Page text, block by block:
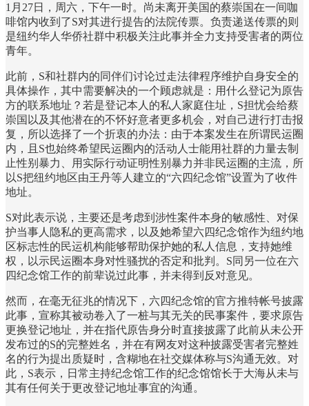
1月27日，周六，下午一时。尚未离开美国的蔡崇国在一间咖
啡馆内收到了S对其进行提告的法院传票。负责递送传票的则
是纽约华人华侨社群中积极关注此事并全力支持受害者的两位
青年。
此前，S和社群内的同伴们讨论过走法律程序维护自身安全的
具体操作，其中需要解决的一个顾虑就是：用什么登记为原告
方的联系地址？若是登记本人的私人家庭住址，S担忧会给蔡
崇国以及其他潜在的不怀好意者更多机会，对自己进行打击报
复，所以选择了一个折衷的办法：由于本案发生在所谓民运圈
内，且S也始终希望民运圈内的活动人士能用社群的力量去制
止性别暴力、用实际行动证明性别暴力并非民运圈的主流，所
以S把纽约地区由王丹等人建立的“六四纪念馆”设置为了收件
地址。
S对此表示说，主要还是考虑到涉性案件本身的敏感性、对保
护当事人隐私的更高需求，以及她希望六四纪念馆作为纽约地
区标志性的民运机构能够帮助保护她的私人信息，支持她维
权，以示民运圈本身对性骚扰的否定和批判。S同另一位在六
四纪念馆工作的前辈说过此事，并未得到反对意见。
然而，在毫无征兆的情况下，六四纪念馆的官方推特帐号披露
此事，宣称其被动卷入了一桩与其无关的民事案件，要求原告
更换登记地址，并在指代原告身分时直接披露了此前从未公开
发布过的S的完整姓名，并在有网友对这种披露受害者完整姓
名的行为提出质疑时，含糊地在社交媒体称与S沟通无效。对
此，S表示，日常主持纪念馆工作的纪念馆馆长于大海从未与
其有任何关于更改登记地址事宜的沟通。